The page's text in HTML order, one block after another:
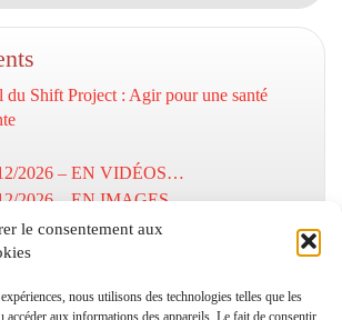
le consentement aux
nous utilisons des technologies telles que les
accéder aux informations des appareils. Le fait de consentir
du Shift Project : Agir pour une santé
2026 – EN VIDÉOS…
2026 – EN IMAGES…
DU 03/12/2025